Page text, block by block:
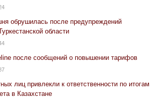
обрушилась после предупреждений
области
после сообщений о повышении тарифов
лиц привлекли к ответственности по итогам
в Казахстане